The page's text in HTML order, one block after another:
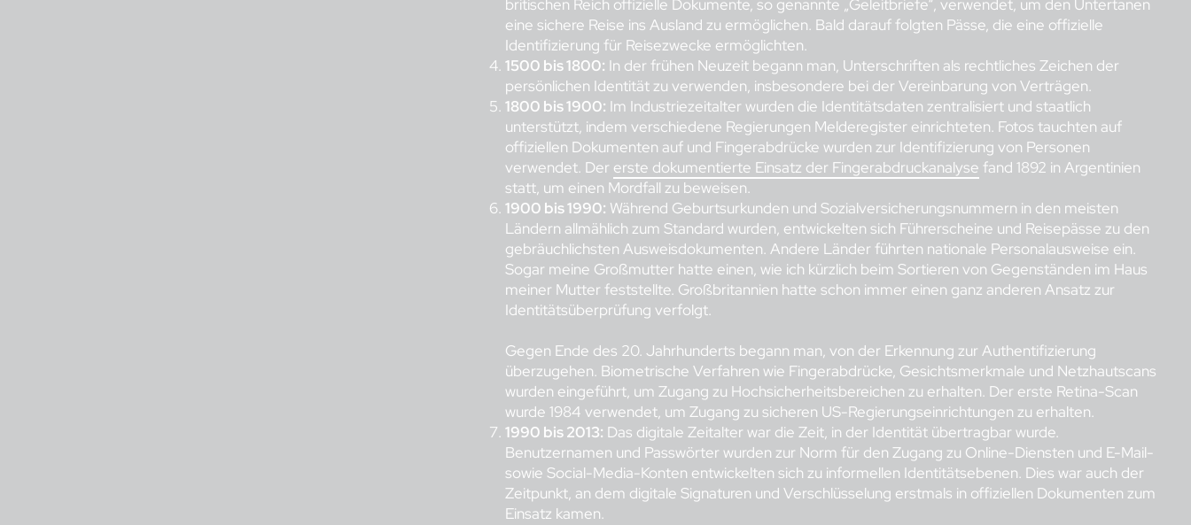
britischen Reich offizielle Dokumente, so genannte „Geleitbriefe“, verwendet, um den Untertanen
eine sichere Reise ins Ausland zu ermöglichen. Bald darauf folgten Pässe, die eine offizielle
Identifizierung für Reisezwecke ermöglichten.
1500 bis 1800: In der frühen Neuzeit begann man, Unterschriften als rechtliches Zeichen der
persönlichen Identität zu verwenden, insbesondere bei der Vereinbarung von Verträgen.
1800 bis 1900: Im Industriezeitalter wurden die Identitätsdaten zentralisiert und staatlich
unterstützt, indem verschiedene Regierungen Melderegister einrichteten. Fotos tauchten auf
offiziellen Dokumenten auf und Fingerabdrücke wurden zur Identifizierung von Personen
verwendet. Der erste dokumentierte Einsatz der Fingerabdruckanalyse fand 1892 in Argentinien
statt, um einen Mordfall zu beweisen.
1900 bis 1990: Während Geburtsurkunden und Sozialversicherungsnummern in den meisten
Ländern allmählich zum Standard wurden, entwickelten sich Führerscheine und Reisepässe zu den
gebräuchlichsten Ausweisdokumenten. Andere Länder führten nationale Personalausweise ein.
Sogar meine Großmutter hatte einen, wie ich kürzlich beim Sortieren von Gegenständen im Haus
meiner Mutter feststellte. Großbritannien hatte schon immer einen ganz anderen Ansatz zur
Identitätsüberprüfung verfolgt.
Gegen Ende des 20. Jahrhunderts begann man, von der Erkennung zur Authentifizierung
überzugehen. Biometrische Verfahren wie Fingerabdrücke, Gesichtsmerkmale und Netzhautscans
wurden eingeführt, um Zugang zu Hochsicherheitsbereichen zu erhalten. Der erste Retina-Scan
wurde 1984 verwendet, um Zugang zu sicheren US-Regierungseinrichtungen zu erhalten.
1990 bis 2013: Das digitale Zeitalter war die Zeit, in der Identität übertragbar wurde.
Benutzernamen und Passwörter wurden zur Norm für den Zugang zu Online-Diensten und E-Mail-
sowie Social-Media-Konten entwickelten sich zu informellen Identitätsebenen. Dies war auch der
Zeitpunkt, an dem digitale Signaturen und Verschlüsselung erstmals in offiziellen Dokumenten zum
Einsatz kamen.